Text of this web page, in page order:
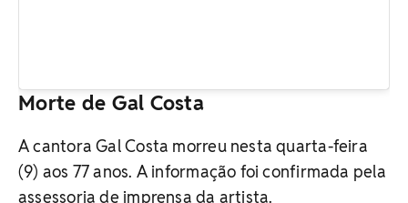
Morte de Gal Costa
A cantora Gal Costa morreu nesta quarta-feira
(9) aos 77 anos. A informação foi confirmada pela
assessoria de imprensa da artista.